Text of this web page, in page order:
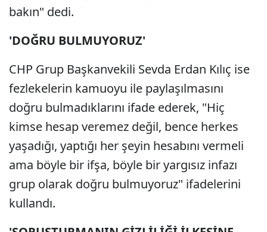
bakın" dedi.
'DOĞRU BULMUYORUZ'
CHP Grup Başkanvekili Sevda Erdan Kılıç ise
fezlekelerin kamuoyu ile paylaşılmasını
doğru bulmadıklarını ifade ederek, "Hiç
kimse hesap veremez değil, bence herkes
yaşadığı, yaptığı her şeyin hesabını vermeli
ama böyle bir ifşa, böyle bir yargısız infazı
grup olarak doğru bulmuyoruz" ifadelerini
kullandı.